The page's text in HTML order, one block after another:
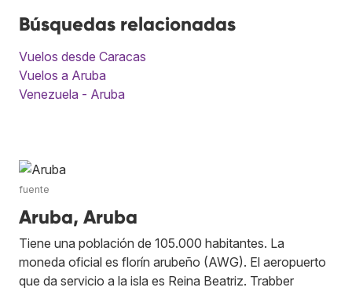
Búsquedas relacionadas
Vuelos desde Caracas
Vuelos a Aruba
Venezuela - Aruba
fuente
Aruba, Aruba
Tiene una población de 105.000 habitantes. La
moneda oficial es florín arubeño (AWG). El aeropuerto
que da servicio a la isla es Reina Beatriz. Trabber